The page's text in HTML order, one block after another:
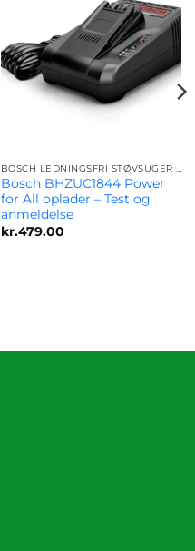
Bosch BHZUC1844 Power
for All oplader – Test og
anmeldelse
kr.479.00